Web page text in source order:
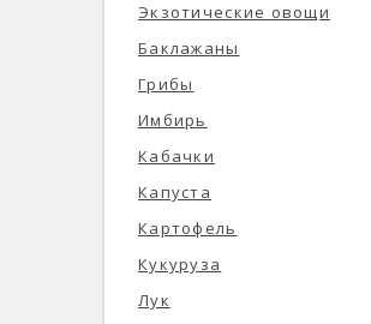
Экзотические овощи
Баклажаны
Грибы
Имбирь
Кабачки
Капуста
Картофель
Кукуруза
Лук